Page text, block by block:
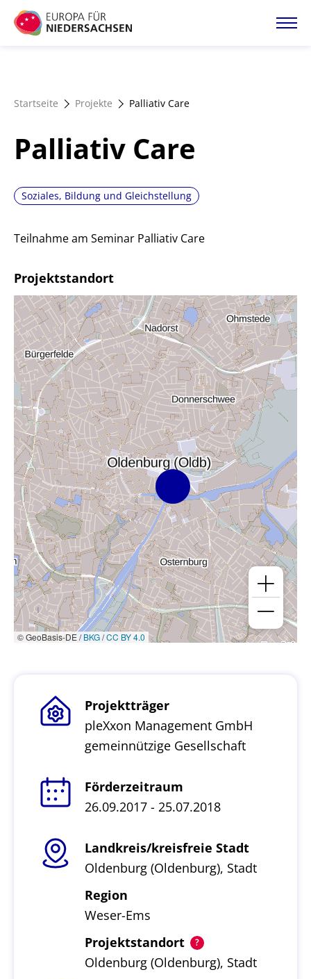
Direkt
zum
Förderangebote
Magazin
Startseite Projekte Palliativ Care
Palliativ Care
Soziales, Bildung und Gleichstellung
Teilnahme am Seminar Palliativ Care
Projektstandort
© GeoBasis-DE /BKG/CC BY 4.0
Projektträger
pleXxon Management GmbH
gemeinnützige Gesellschaft
Förderzeitraum
26.09.2017 - 25.07.2018
Landkreis/kreisfreie Stadt
Oldenburg (Oldenburg), Stadt
Region
Weser-Ems
Projektstandort
Oldenburg (Oldenburg), Stadt